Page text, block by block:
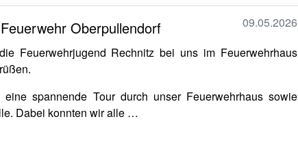
Oberpullendorf
09.05.2026
Feuerwehrjugend Rechnitz bei uns im Feuerwehrhaus
spannende Tour durch unser Feuerwehrhaus sowie
Dabei konnten wir alle …